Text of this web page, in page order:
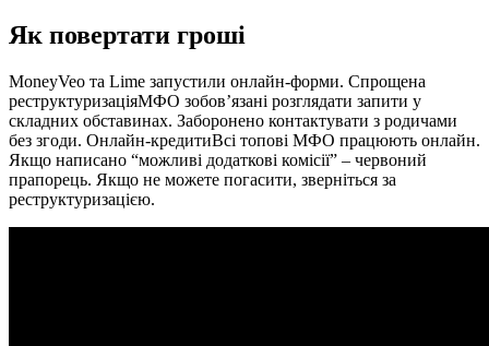
Як повертати гроші
MoneyVeo та Lime запустили онлайн-форми. Спрощена
реструктуризаціяМФО зобов’язані розглядати запити у
складних обставинах. Заборонено контактувати з родичами
без згоди. Онлайн-кредитиВсі топові МФО працюють онлайн.
Якщо написано “можливі додаткові комісії” – червоний
прапорець. Якщо не можете погасити, зверніться за
реструктуризацією.